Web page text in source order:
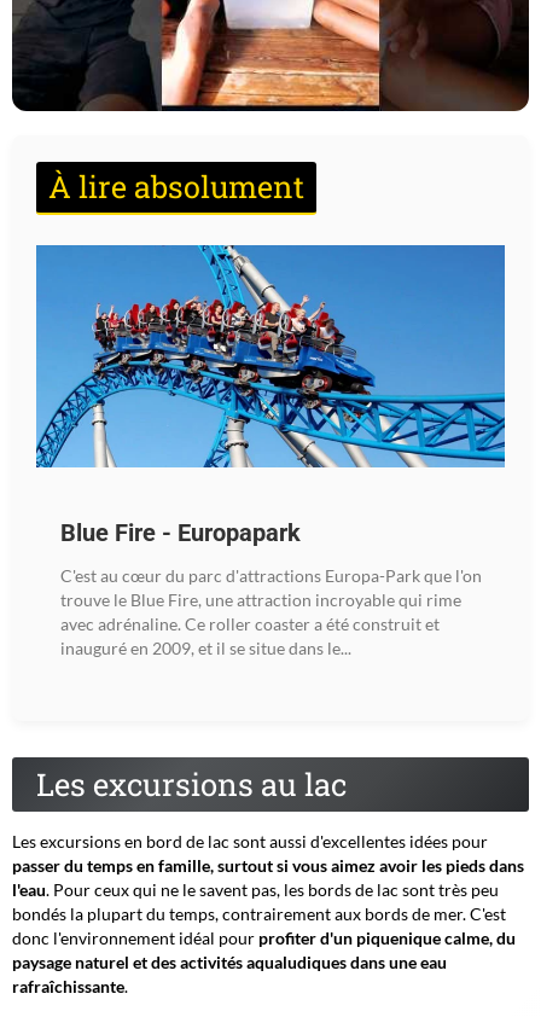
À lire absolument
Blue Fire - Europapark
C'est au cœur du parc d'attractions Europa-Park que l'on
trouve le Blue Fire, une attraction incroyable qui rime
avec adrénaline. Ce roller coaster a été construit et
inauguré en 2009, et il se situe dans le...
Les excursions au lac
Les excursions en bord de lac sont aussi d'excellentes idées pour
passer du temps en famille, surtout si vous aimez avoir les pieds dans
l'eau. Pour ceux qui ne le savent pas, les bords de lac sont très peu
bondés la plupart du temps, contrairement aux bords de mer. C'est
donc l'environnement idéal pour profiter d'un piquenique calme, du
paysage naturel et des activités aqualudiques dans une eau
rafraîchissante.